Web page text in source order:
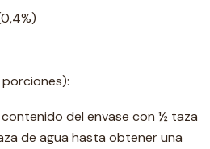
del envase con ½ taza
de agua hasta obtener una